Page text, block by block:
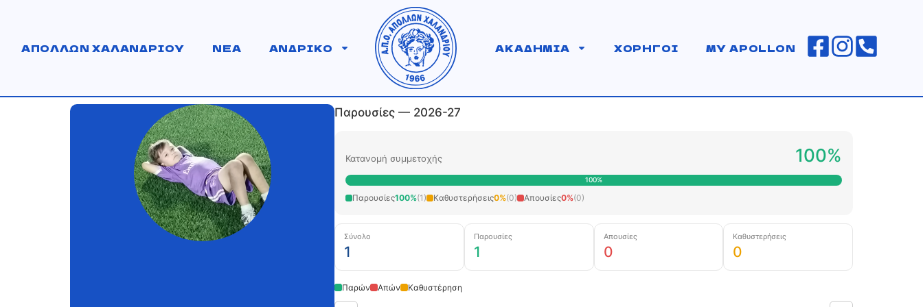
ΑΠΟΛΛΩΝ ΧΑΛΑΝΔΡΙΟΥ ΝΕΑ ΑΝΔΡΙΚΟ ΑΚΑΔΗΜΙΑ ΧΟΡΗΓΟΙ MY APOLLON
Παρουσίες — 2026-27
Κατανομή συμμετοχής 100%
100%
Παρουσίες100%(1) Καθυστερήσεις0%(0) Απουσίες0%(0)
Σύνολο
1
Παρουσίες
1
Απουσίες
0
Καθυστερήσεις
0
Παρών Απών Καθυστέρηση